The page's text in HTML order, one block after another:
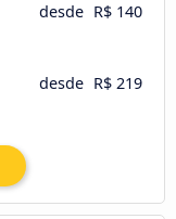
desde R$ 140
desde R$ 219